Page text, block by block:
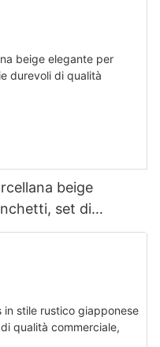
beige
set di
piatto,